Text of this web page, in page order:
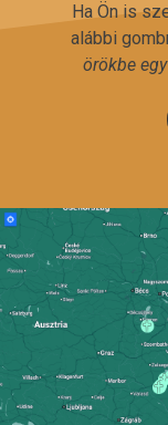
Ha Ön is
alábbi
örökbe